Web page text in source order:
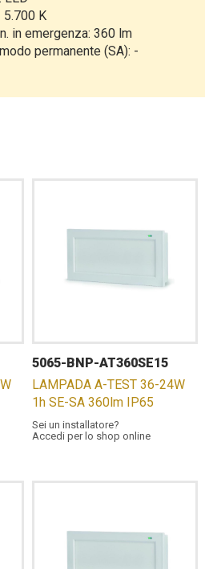
5.700 K
in emergenza: 360 lm
permanente (SA): -
5065-BNP-AT360SE15
LAMPADA A-TEST 36-24W
1h SE-SA 360lm IP65
Sei un installatore?
Accedi per lo shop online